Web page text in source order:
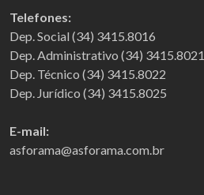
Telefones:
Dep. Social (34) 3415.8016
Dep. Administrativo (34) 3415.8021
Dep. Técnico (34) 3415.8022
Dep. Jurídico (34) 3415.8025
E-mail:
asforama@asforama.com.br